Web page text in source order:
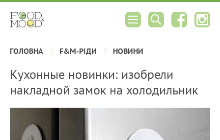
ГОЛОВНА F&M-РІДИ НОВИНИ
Кухонные новинки: изобрели
накладной замок на холодильник